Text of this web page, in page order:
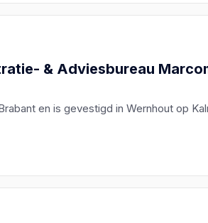
& Adviesbureau
en is gevestigd in Wernhout op